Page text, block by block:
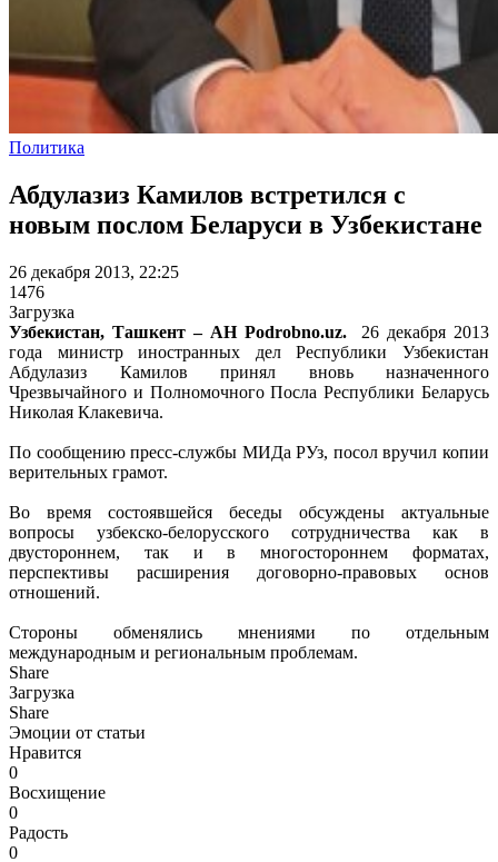
Политика
Абдулазиз Камилов встретился с
новым послом Беларуси в Узбекистане
26 декабря 2013, 22:25
1476
Загрузка
Узбекистан, Ташкент – АН Podrobno.uz.26 декабря 2013
года министр иностранных дел Республики Узбекистан
Абдулазиз Камилов принял вновь назначенного
Чрезвычайного и Полномочного Посла Республики Беларусь
Николая Клакевича.
По сообщению пресс-службы МИДа РУз, посол вручил копии
верительных грамот.
Во время состоявшейся беседы обсуждены актуальные
вопросы узбекско-белорусского сотрудничества как в
двустороннем, так и в многостороннем форматах,
перспективы расширения договорно-правовых основ
отношений.
Стороны обменялись мнениями по отдельным
международным и региональным проблемам.
Share
Загрузка
Share
Эмоции от статьи
Нравится
0
Восхищение
0
Радость
0